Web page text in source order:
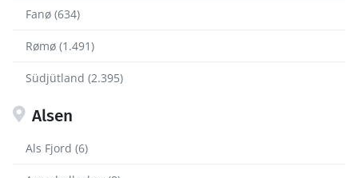
Fanø (634)
Rømø (1.491)
Südjütland (2.395)
Alsen
Als Fjord (6)